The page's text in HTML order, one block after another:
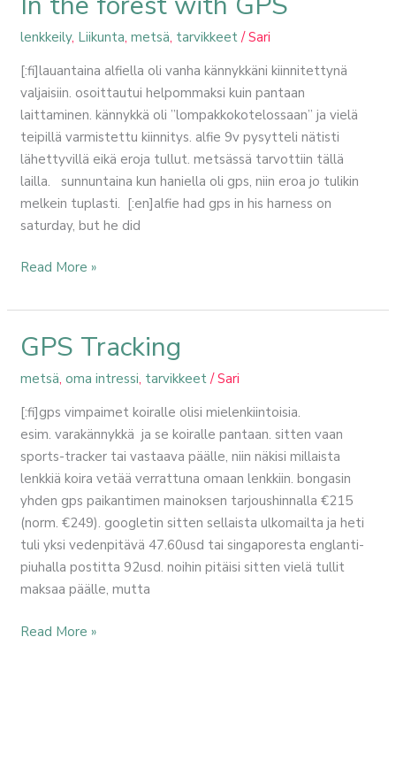
lenkkeily, Liikunta,metsä, tarvikkeet /Sari
[:fi]lauantaina alfiella oli vanha kännykkäni kiinnitettynä
valjaisiin. osoittautui helpommaksi kuin pantaan
laittaminen. kännykkä oli ”lompakkokotelossaan” ja vielä
teipillä varmistettu kiinnitys. alfie 9v pysytteli nätisti
lähettyvillä eikä eroja tullut. metsässä tarvottiin tällä
lailla. sunnuntaina kun haniella oli gps, niin eroa jo tulikin
melkein tuplasti. [:en]alfie had gps in his harness on
saturday, but he did
the
forest
with
GPS
Read More »
GPS Tracking
metsä,oma intressi, tarvikkeet/Sari
[:fi]gps vimpaimet koiralle olisi mielenkiintoisia.
esim. varakännykkä ja se koiralle pantaan. sitten vaan
sports-tracker tai vastaava päälle, niin näkisi millaista
lenkkiä koira vetää verrattuna omaan lenkkiin. bongasin
yhden gps paikantimen mainoksen tarjoushinnalla €215
(norm. €249). googletin sitten sellaista ulkomailta ja heti
tuli yksi vedenpitävä 47.60usd tai singaporesta englanti-
piuhalla postitta 92usd. noihin pitäisi sitten vielä tullit
maksaa päälle, mutta
GPS
Read More »